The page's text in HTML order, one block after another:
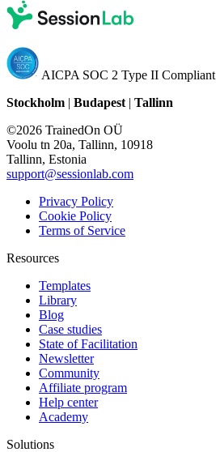
AICPA SOC 2 Type II Compliant
Stockholm | Budapest | Tallinn
©2026 TrainedOn OÜ
Voolu tn 20a, Tallinn, 10918
Tallinn, Estonia
support@sessionlab.com
Privacy Policy
Cookie Policy
Terms of Service
Resources
Templates
Library
Blog
Case studies
State of Facilitation
Newsletter
Community
Affiliate program
Help center
Academy
Solutions